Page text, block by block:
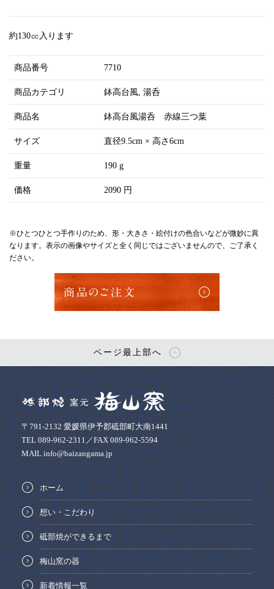
約130㏄入ります
商品番号 7710
商品カテゴリ 鉢高台風 湯呑
商品名 鉢高台風湯呑 赤線三つ葉
サイズ 直径9.5cm × 高さ6cm
重量 190 g
価格 2090 円
※ひとつひとつ手作りのため、形・大きさ・絵付けの色合いなどが微妙に異
なります。表示の画像やサイズと全く同じではございませんので、ご了承く
ださい。
商品のご注文
ページ最上部へ
〒791-2132 愛媛県伊予郡砥部町大南1441
TEL 089-962-2311／FAX 089-962-5594
MAIL info@baizangama.jp
ホーム
想い・こだわり
砥部焼ができるまで
梅山窯の器
新着情報一覧